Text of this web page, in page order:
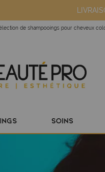
de shampooings pour cheveux
SOINS